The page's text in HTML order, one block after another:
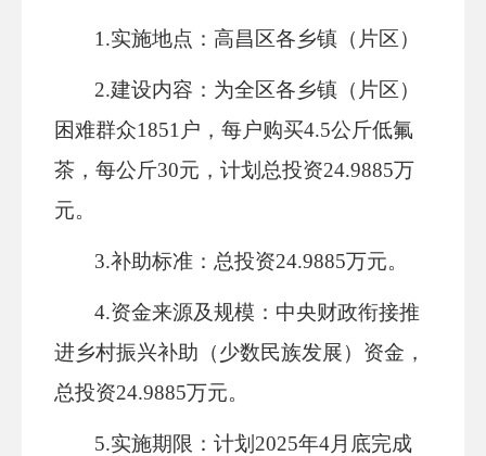
1.实施地点：高昌区各乡镇（片区）
2.建设内容：为全区各乡镇（片区）
困难群众1851 户，每户购买4.5公斤低氟
茶 ，每公斤30元， 计划 总投资24.9885万
元。
3.补助标准：总投资24.9885万元。
4.资金来源及规模：中央财政衔接推
进乡村振兴补助（少数民族发展）资金，
总投资24.9885万元。
5.实施期限：计划2025年4月底完成